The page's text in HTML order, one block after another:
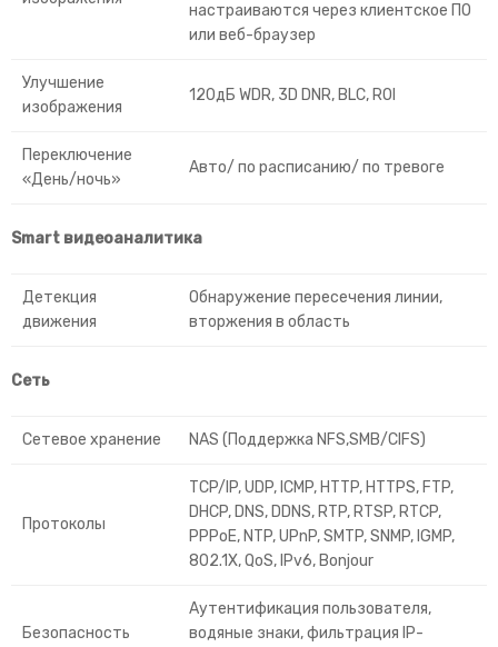
настраиваются через клиентское ПО
или веб-браузер
Улучшение
изображения
120дБ WDR, 3D DNR, BLC, ROI
Переключение
«День/ночь»
Авто/ по расписанию/ по тревоге
Smart видеоаналитика
Детекция
движения
Обнаружение пересечения линии,
вторжения в область
Сеть
Сетевое хранение NAS (Поддержка NFS,SMB/CIFS)
Протоколы
TCP/IP, UDP, ICMP, HTTP, HTTPS, FTP,
DHCP, DNS, DDNS, RTP, RTSP, RTCP,
PPPoE, NTP, UPnP, SMTP, SNMP, IGMP,
802.1X, QoS, IPv6, Bonjour
Безопасность
Аутентификация пользователя,
водяные знаки, фильтрация IP-